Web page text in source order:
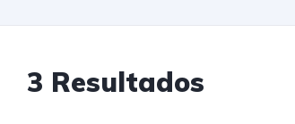
3 Resultados